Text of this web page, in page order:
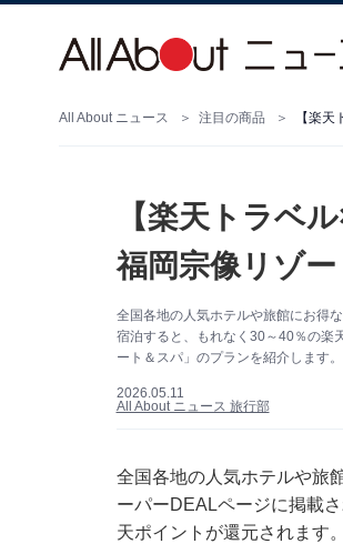
All About ニュース 注目の商品 【楽
【楽天トラベ
福岡宗像リゾ
全国各地の人気ホテルや旅館にお得
宿泊すると、もれなく30～40％の楽
ート＆スパ」のプランを紹介します
2026.05.11
All About ニュース 旅行部
全国各地の人気ホテルや旅
ーパーDEALページに掲載
天ポイントが還元されます